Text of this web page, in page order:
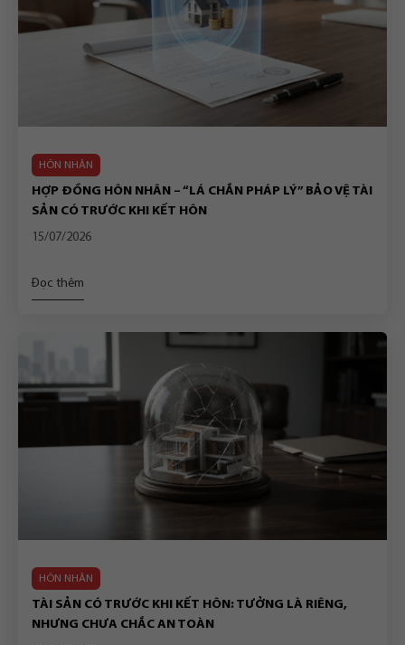
HÔN NHÂN
HỢP ĐỒNG HÔN NHÂN – “LÁ CHẮN PHÁP LÝ” BẢO VỆ TÀI
SẢN CÓ TRƯỚC KHI KẾT HÔN
15/07/2026
Đọc thêm
HÔN NHÂN
TÀI SẢN CÓ TRƯỚC KHI KẾT HÔN: TƯỞNG LÀ RIÊNG,
NHƯNG CHƯA CHẮC AN TOÀN